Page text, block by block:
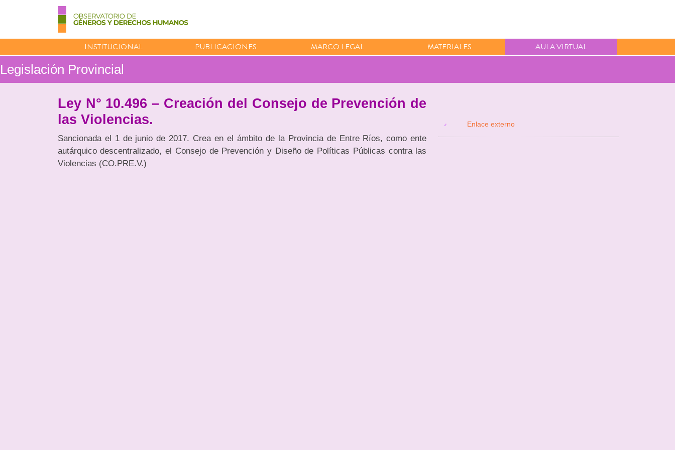
INSTITUCIONAL PUBLICACIONES MARCO LEGAL MATERIALES AULA VIRTUAL
Legislación Provincial
Ley N° 10.496 – Creación del Consejo de Prevención de
las Violencias.
Sancionada el 1 de junio de 2017. Crea en el ámbito de la Provincia de Entre Ríos, como ente
autárquico descentralizado, el Consejo de Prevención y Diseño de Políticas Públicas contra las
Violencias (CO.PRE.V.)
Enlace externo